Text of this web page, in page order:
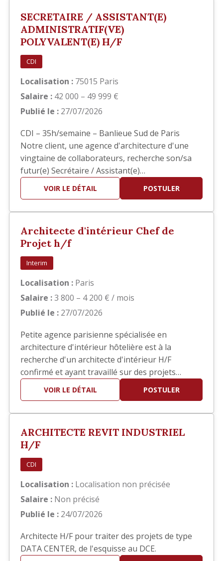
Identifier de nouve…
SECRETAIRE / ASSISTANT(E)
ADMINISTRATIF(VE)
POLYVALENT(E) H/F
CDI
Localisation : 75015 Paris
Salaire : 42 000 – 49 999 €
Publié le : 27/07/2026
CDI – 35h/semaine – Banlieue Sud de Paris
Notre client, une agence d'architecture d'une
vingtaine de collaborateurs, recherche son/sa
futur(e) Secrétaire / Assistant(e)
Administratif(ve) Polyvalent(e) afin
d'accompagner la direction dans la gestion
l'autonomie et le sens du service sont e…
VOIR LE DÉTAIL POSTULER
Architecte d'intérieur Chef de
Projet h/f
Interim
Localisation : Paris
Salaire :3 800 – 4 200 € / mois
Publié le : 27/07/2026
Petite agence parisienne spécialisée en
architecture d'intérieur hôtelière est à la
recherche d'un architecte d'intérieur H/F
confirmé et ayant travaillé sur des projets
hôteliers. Bon concepteur (trice), vous travaillez
également sur Autocad pour dessiner tous les
durée d'un an et à co…
VOIR LE DÉTAIL POSTULER
ARCHITECTE REVIT INDUSTRIEL
H/F
CDI
Localisation : Localisation non précisée
Salaire : Non précisé
Publié le : 24/07/2026
Architecte H/F pour traiter des projets de type
DATA CENTER, de l'esquisse au DCE.